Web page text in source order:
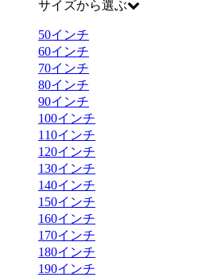
サイズから選ぶ
50インチ
60インチ
70インチ
80インチ
90インチ
100インチ
110インチ
120インチ
130インチ
140インチ
150インチ
160インチ
170インチ
180インチ
190インチ